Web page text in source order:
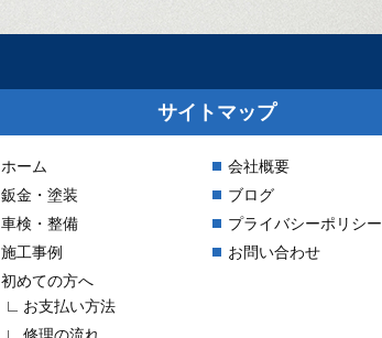
サイトマップ
ホーム
鈑金・塗装
車検・整備
施工事例
初めての方へ
お支払い方法
会社概要
ブログ
プライバシーポリシー
お問い合わせ